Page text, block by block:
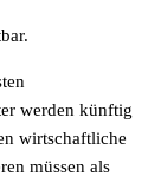
werden künftig
wirtschaftliche
müssen als